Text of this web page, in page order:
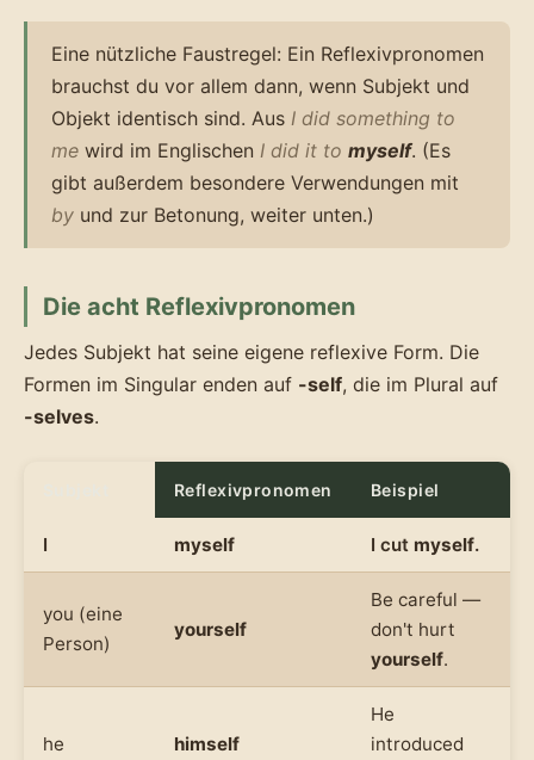
Eine nützliche Faustregel: Ein Reflexivpronomen
brauchst du vor allem dann, wenn Subjekt und
Objekt identisch sind. Aus I did something to
me wird im Englischen I did it to myself. (Es
gibt außerdem besondere Verwendungen mit
by und zur Betonung, weiter unten.)
Die acht Reflexivpronomen
Jedes Subjekt hat seine eigene reflexive Form. Die
Formen im Singular enden auf -self, die im Plural auf
-selves.
Reflexivpronomen Beispiel
I myself I cut myself.
you (eine
Person)
yourself
Be careful —
don't hurt
yourself.
he himself
He
introduced